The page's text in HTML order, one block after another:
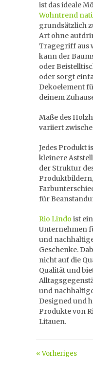
ist das ideale
Wohntrend
grundsätzlich
Art ohne
Tragegriff aus
kann der
oder
oder sorgt
Dekoelement
deinem
Maße des
variiert
Jedes Produkt
kleinere
der Struktur
für
Rio Lindo ist
Unternehmen
und
Geschenke.
nicht auf die
Qualität und
und
Designed und
Produkte von
Litauen.
« Vorheriges